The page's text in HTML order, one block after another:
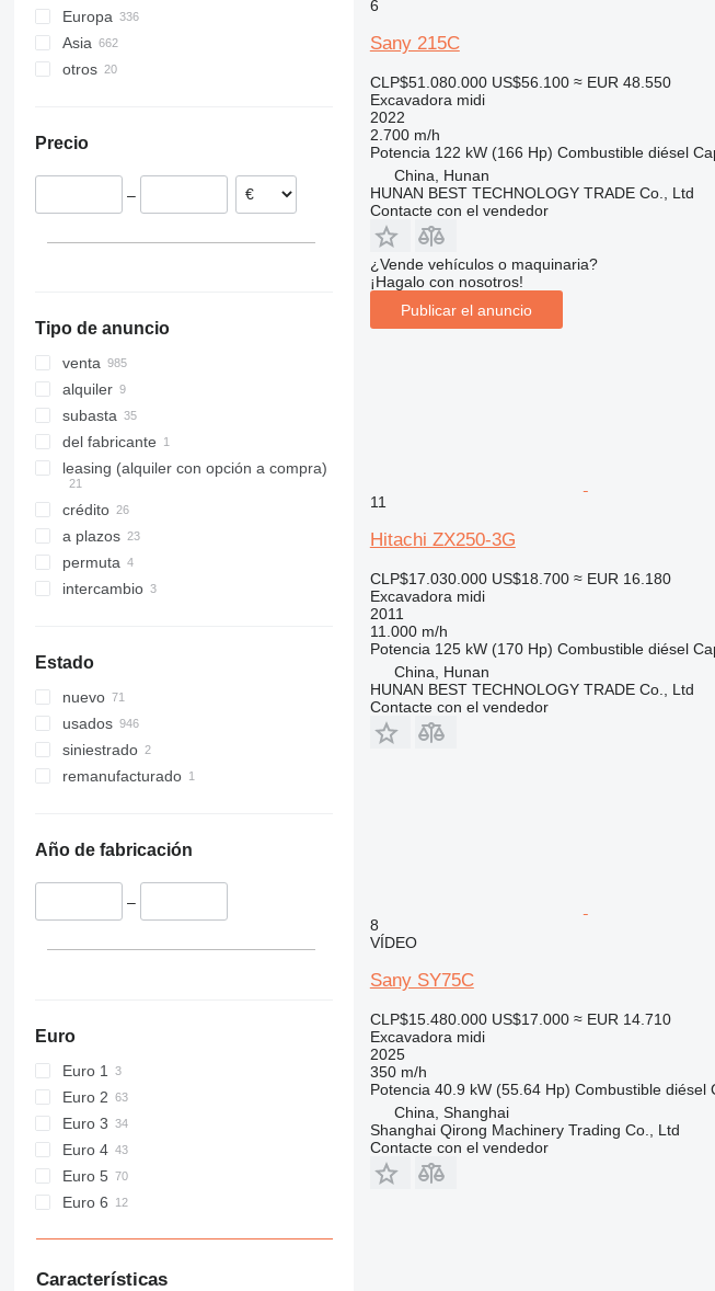
Europa
Alemania
Polonia
Italia
Francia
Asia
China
Emiratos Árabes Unidos
otros
Yibuti
Precio
–
Tipo de anuncio
venta
alquiler
subasta
del fabricante
leasing (alquiler con opción a compra)
crédito
a plazos
permuta
intercambio
Estado
nuevo
usados
siniestrado
remanufacturado
Año de fabricación
–
Euro
Euro 1
Euro 2
Euro 3
Euro 4
Euro 5
Euro 6
Características
6
Sany 215C
CLP$51.080.000 US$56.100 ≈ EUR 48.550
Excavadora midi
2022
2.700 m/h
Potencia 122 kW (166 Hp) Combustible diésel
China, Hunan
HUNAN BEST TECHNOLOGY TRADE Co., Ltd
Contacte con el vendedor
¿Vende vehículos o maquinaria?
¡Hagalo con nosotros!
Publicar el anuncio
11
Hitachi ZX250-3G
CLP$17.030.000 US$18.700 ≈ EUR 16.180
Excavadora midi
2011
11.000 m/h
Potencia 125 kW (170 Hp) Combustible diésel
China, Hunan
HUNAN BEST TECHNOLOGY TRADE Co., Ltd
Contacte con el vendedor
8
VÍDEO
Sany SY75C
CLP$15.480.000 US$17.000 ≈ EUR 14.710
Excavadora midi
2025
350 m/h
Potencia 40.9 kW (55.64 Hp) Combustible diésel
China, Shanghai
Shanghai Qirong Machinery Trading Co., Ltd
Contacte con el vendedor